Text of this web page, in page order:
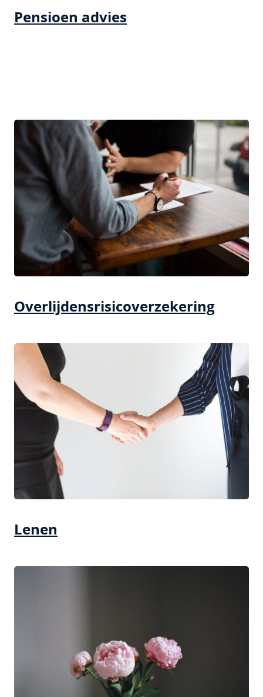
Pensioen advies
Overlijdensrisicoverzekering
Lenen